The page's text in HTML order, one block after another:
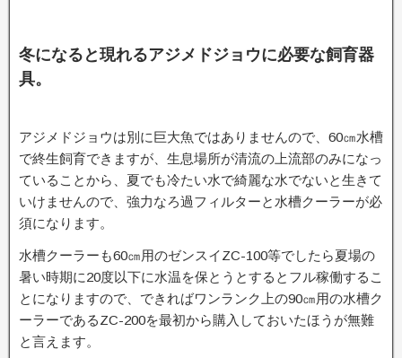
冬になると現れるアジメドジョウに必要な飼育器
具。
アジメドジョウは別に巨大魚ではありませんので、60㎝水槽
で終生飼育できますが、生息場所が清流の上流部のみになっ
ていることから、夏でも冷たい水で綺麗な水でないと生きて
いけませんので、強力なろ過フィルターと水槽クーラーが必
須になります。
水槽クーラーも60㎝用のゼンスイZC-100等でしたら夏場の
暑い時期に20度以下に水温を保とうとするとフル稼働するこ
とになりますので、できればワンランク上の90㎝用の水槽ク
ーラーであるZC-200を最初から購入しておいたほうが無難
と言えます。